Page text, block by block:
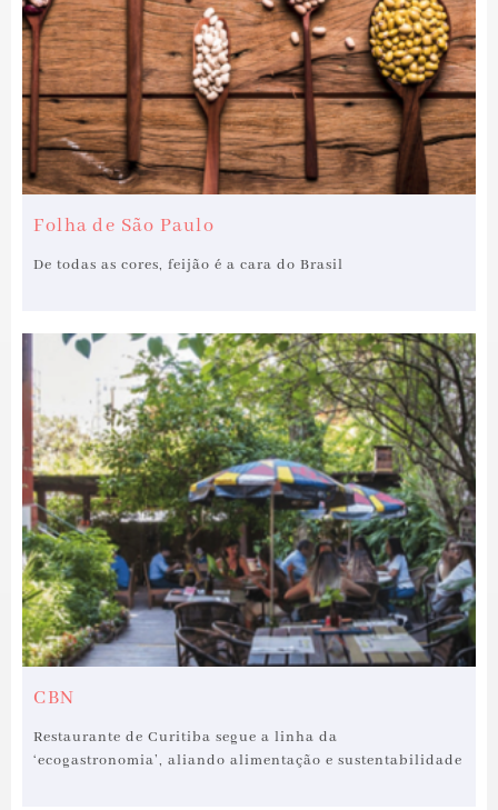
Folha de São Paulo
De todas as cores, feijão é a cara do Brasil
CBN
Restaurante de Curitiba segue a linha da
‘ecogastronomia’, aliando alimentação e sustentabilidade